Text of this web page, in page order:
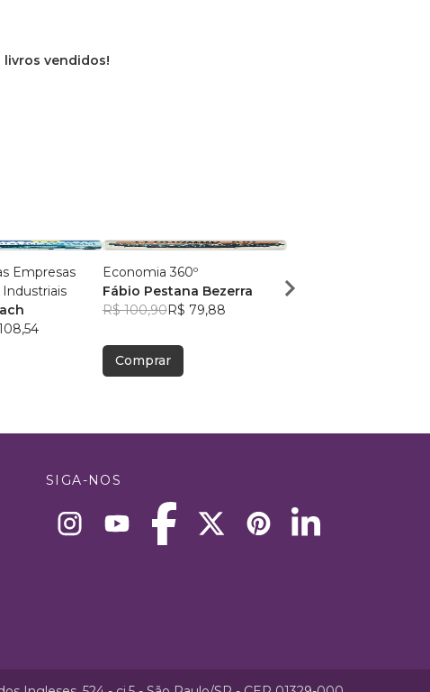
livros vendidos!
Empresas
Economia 360º
Fábio Pestana Bezerra
R$ 100,90R$ 79,88
Comprar
Matheus Nascimento
SIGA-NOS